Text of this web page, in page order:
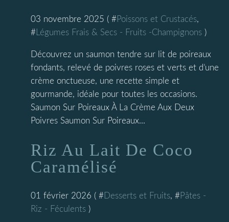
03 novembre 2025 ( #Poissons et Crustacés,
# Légumes Frais & Secs - Fruits -Champignons )
Découvrez un saumon tendre sur lit de poireaux
fondants, relevé de poivres roses et verts et d’une
crème onctueuse, une recette simple et
gourmande, idéale pour toutes les occasions.
Saumon Sur Poireaux À La Crème Aux Deux
Poivres Saumon Sur Poireaux...
Riz Au Lait De Coco
Caramélisé
01 février 2026 ( # Desserts et Fruits, #Pâtes -
Riz - Féculents )